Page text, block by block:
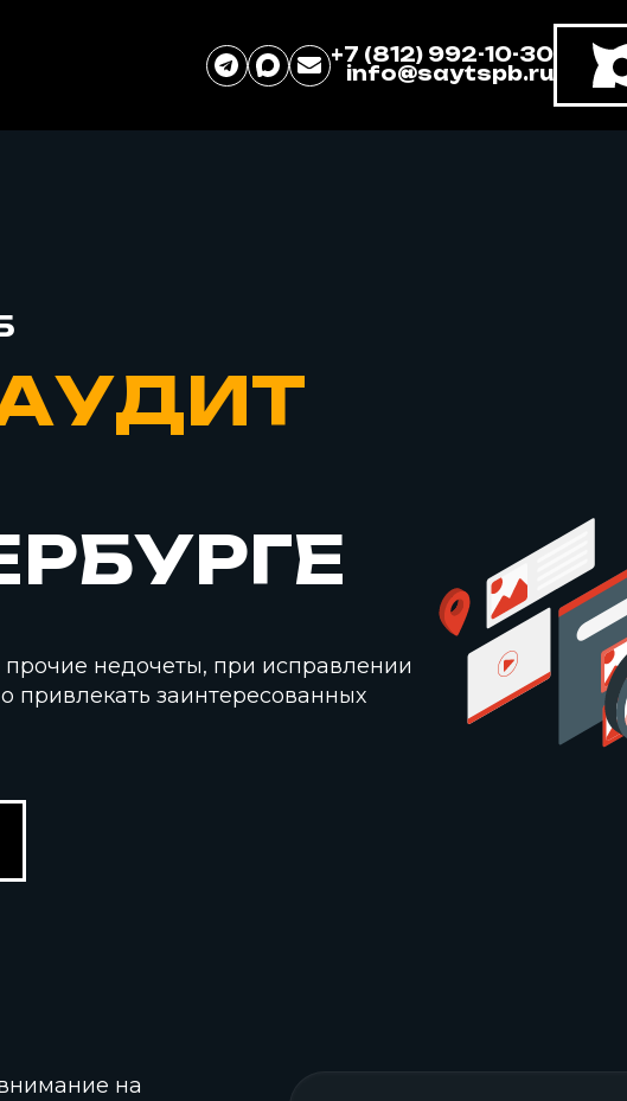
+7 (812) 992-10-30
info@saytspb.ru
недочеты, при исправлении
привлекать заинтересованных
на